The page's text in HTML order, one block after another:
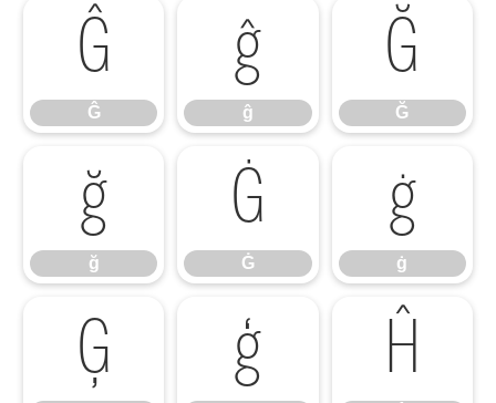
Ĝ
Ĝ
ĝ
ĝ
Ğ
Ğ
ğ
ğ
Ġ
Ġ
ġ
ġ
Ģ ģ Ĥ